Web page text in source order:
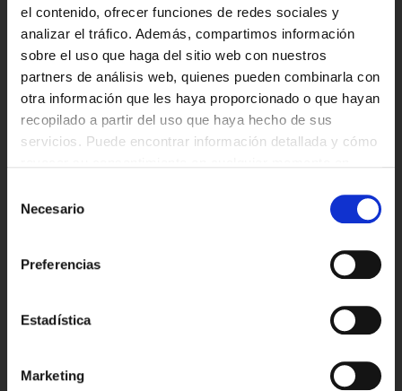
el contenido, ofrecer funciones de redes sociales y
analizar el tráfico. Además, compartimos información
sobre el uso que haga del sitio web con nuestros
partners de análisis web, quienes pueden combinarla con
otra información que les haya proporcionado o que hayan
recopilado a partir del uso que haya hecho de sus
servicios. Puede encontrar información detallada y cómo
Necesario
Preferencias
Estadística
Marketing
Código de material: PP 05
Reciclaje: Envases de plástico
Tapones de silicona en ambos extremos del cartucho
Código de material: 07 Other
Reciclaje: Residuos generales (no reciclable)
Código de material: PAP 22
Para Ezee Go